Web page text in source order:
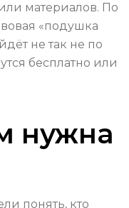
материалов. По
«подушка
не так не по
бесплатно или
нужна
понять, кто